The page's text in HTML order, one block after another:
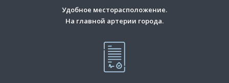
Удобное месторасположение.
На главной артерии города.